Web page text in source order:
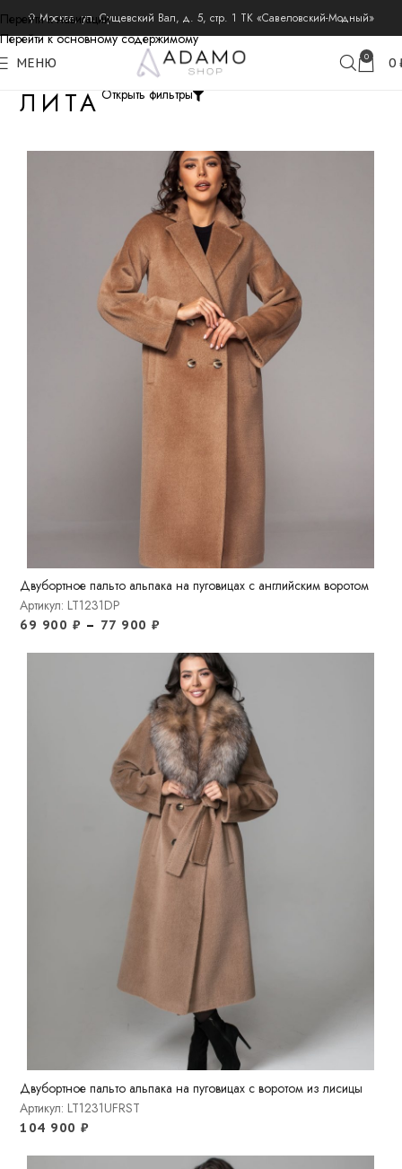
Перейти к навигации
Перейти к основному содержимому
⚲ Москва, ул. Сущевский Вал, д. 5, стр. 1 ТК «Савеловский-Модный»
МЕНЮ 0 0
ЛИТАОткрыть фильтры
Двубортное пальто альпака на пуговицах с английским воротом
Артикул: LT1231DP
69 900 ₽ – 77 900₽
Двубортное пальто альпака на пуговицах с воротом из лисицы
Артикул: LT1231UFRST
104 900₽